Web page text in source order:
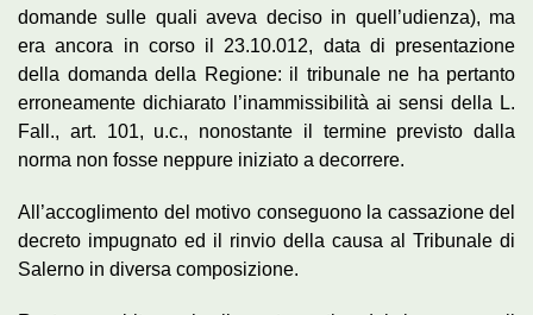
domande sulle quali aveva deciso in quell’udienza), ma
era ancora in corso il 23.10.012, data di presentazione
della domanda della Regione: il tribunale ne ha pertanto
erroneamente dichiarato l’inammissibilità ai sensi della L.
Fall., art. 101, u.c., nonostante il termine previsto dalla
norma non fosse neppure iniziato a decorrere.
All’accoglimento del motivo conseguono la cassazione del
decreto impugnato ed il rinvio della causa al Tribunale di
Salerno in diversa composizione.